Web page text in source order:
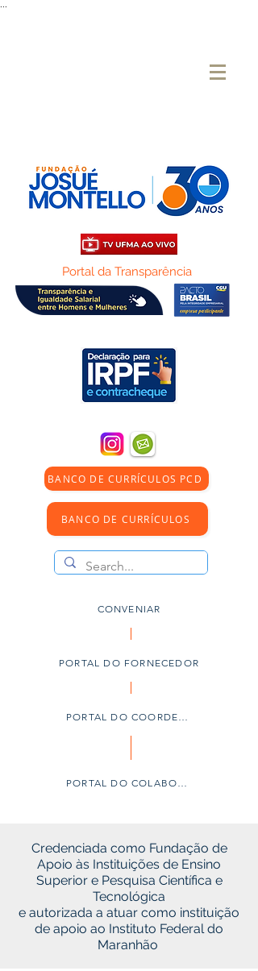
Portal da Transparência
BANCO DE CURRÍCULOS PCD
BANCO DE CURRÍCULOS
CONVENIAR
PORTAL DO FORNECEDOR
Credenciada como Fundação de
Apoio às Instituições de Ensino
Superior e Pesquisa Científica e
Tecnológica
e autorizada a atuar como instituição
de apoio ao Instituto Federal do
Maranhão